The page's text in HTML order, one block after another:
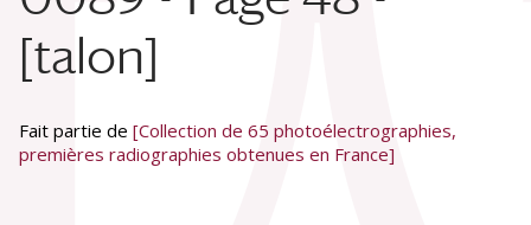
[talon]
Fait partie de [Collection de 65 photoélectrographies,
premières radiographies obtenues en France]